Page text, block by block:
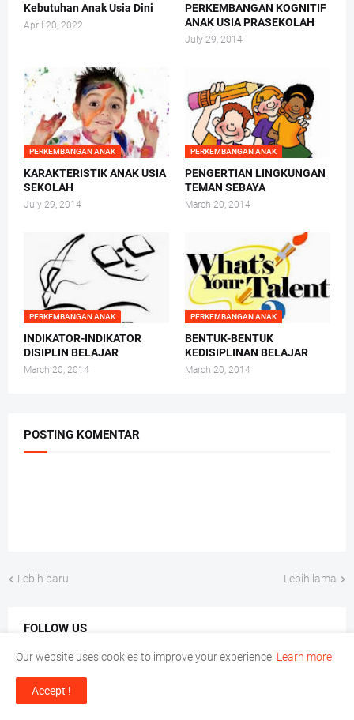
Kebutuhan Anak Usia Dini
April 20, 2022
PERKEMBANGAN KOGNITIF
ANAK USIA PRASEKOLAH
July 29, 2014
PERKEMBANGAN ANAK
KARAKTERISTIK ANAK USIA
SEKOLAH
July 29, 2014
PERKEMBANGAN ANAK
PENGERTIAN LINGKUNGAN
TEMAN SEBAYA
March 20, 2014
PERKEMBANGAN ANAK
INDIKATOR-INDIKATOR
DISIPLIN BELAJAR
March 20, 2014
PERKEMBANGAN ANAK
BENTUK-BENTUK
KEDISIPLINAN BELAJAR
March 20, 2014
POSTING KOMENTAR
Lebih baru Lebih lama
FOLLOW US
Our website uses cookies to improve your experience. Learn more
Accept !